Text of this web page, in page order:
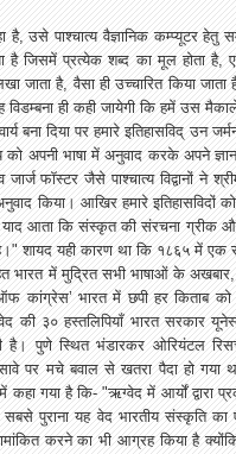
है,उसे पाश्चात्य वैज्ञानिक कम्प्यूटर हेतु
है जिसमें प्रत्येक शब्द का मूल होता है,
जाता है,वैसा ही उच्चारित किया जाता
विडम्बना ही कही जायेगी कि हमें उस
बना दिया पर हमारे इतिहासविद् उन
को अपनी भाषा में अनुवाद करके अपने ज्ञान
जार्ज फॉस्टर जैसे पाश्चात्य विद्वानों ने
किया। आखिर हमारे इतिहासविदों को
याद आता कि संस्कृत की संरचना ग्रीक
"शायद यही कारण था कि १८६५ में एक
भारत में मुद्रित सभी भाषाओं के अखबार
कांग्रेस’भारत में छपी हर किताब को
की ३० हस्तलिपियाँ भारत सरकार
है। पुणे स्थित भंडारकर ओरियंटल
पर मचे बवाल से खतरा पैदा हो गया
में कहा गया है कि- "ऋग्वेद में आर्यों द्वारा
सबसे पुराना यह वेद भारतीय संस्कृति का
करने का भी आग्रह किया है